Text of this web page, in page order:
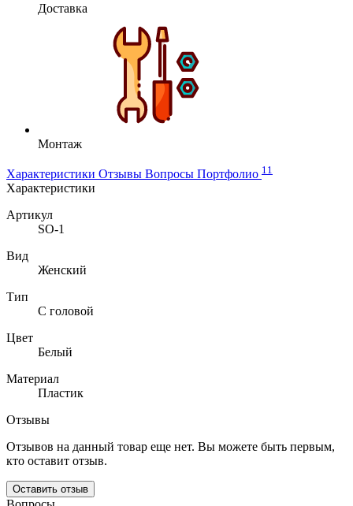
Доставка
Монтаж
Характеристики Отзывы Вопросы Портфолио 11
Характеристики
Артикул
SO-1
Вид
Женский
Тип
С головой
Цвет
Белый
Материал
Пластик
Отзывы
Отзывов на данный товар еще нет. Вы можете быть первым,
кто оставит отзыв.
Оставить отзыв